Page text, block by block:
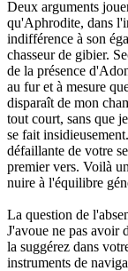
Deux arguments
qu'Aphrodite, dans
indifférence à son
chasseur de gibier.
de la présence
au fur et à mesure
disparaît de mon
tout court, sans que
se fait
défaillante de votre
premier vers. Voilà
nuire à l'équilibre
La question de
J'avoue ne pas avoir
la suggérez dans
instruments de